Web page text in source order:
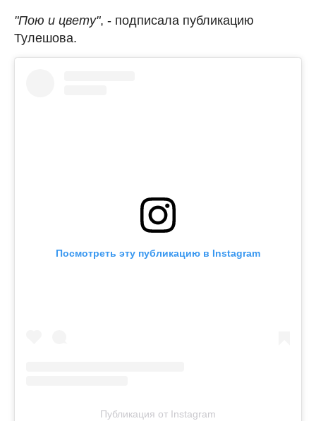
"Пою и цвету", - подписала публикацию
Тулешова.
Посмотреть эту публикацию в Instagram
Публикация от Instagram